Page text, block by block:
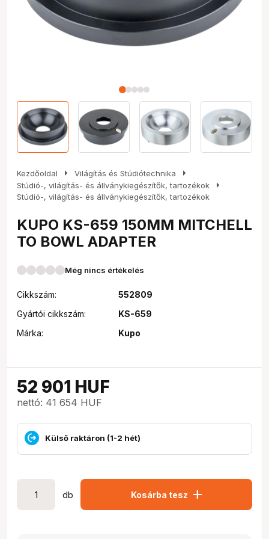
Kezdőoldal arrow_right Világítás és Stúdiótechnika arrow_right
Stúdió-, világítás- és állványkiegészítők, tartozékok arrow_right
Stúdió-, világítás- és állványkiegészítők, tartozékok
KUPO KS-659 150MM MITCHELL
TO BOWL ADAPTER
Még nincs értékelés
Cikkszám:
552809
Gyártói cikkszám:
KS-659
Márka:
Kupo
52 901 HUF
nettó: 41 654 HUF
Külső raktáron (1-2 hét)
db Kosárba tesz add